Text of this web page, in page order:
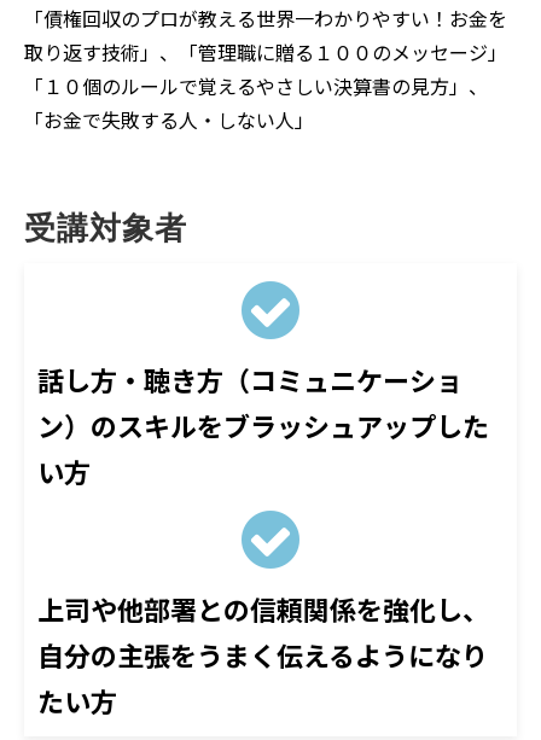
「債権回収のプロが教える世界一わかりやすい！お金を
取り返す技術」、「管理職に贈る１００のメッセージ」
「１０個のルールで覚えるやさしい決算書の見方」、
「お金で失敗する人・しない人」
受講対象者
話し方・聴き方（コミュニケーショ
ン）のスキルをブラッシュアップした
い方
上司や他部署との信頼関係を強化し、
自分の主張をうまく伝えるようになり
たい方